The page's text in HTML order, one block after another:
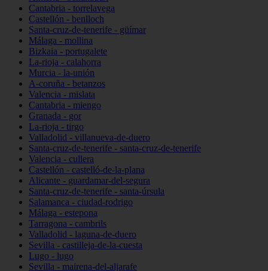
Cantabria - torrelavega
Castellón - benlloch
Santa-cruz-de-tenerife - güímar
Málaga - mollina
Bizkaia - portugalete
La-rioja - calahorra
Murcia - la-unión
A-coruña - betanzos
Valencia - mislata
Cantabria - miengo
Granada - gor
La-rioja - tirgo
Valladolid - villanueva-de-duero
Santa-cruz-de-tenerife - santa-cruz-de-tenerife
Valencia - cullera
Castellón - castelló-de-la-plana
Alicante - guardamar-del-segura
Santa-cruz-de-tenerife - santa-úrsula
Salamanca - ciudad-rodrigo
Málaga - estepona
Tarragona - cambrils
Valladolid - laguna-de-duero
Sevilla - castilleja-de-la-cuesta
Lugo - lugo
Sevilla - mairena-del-aljarafe